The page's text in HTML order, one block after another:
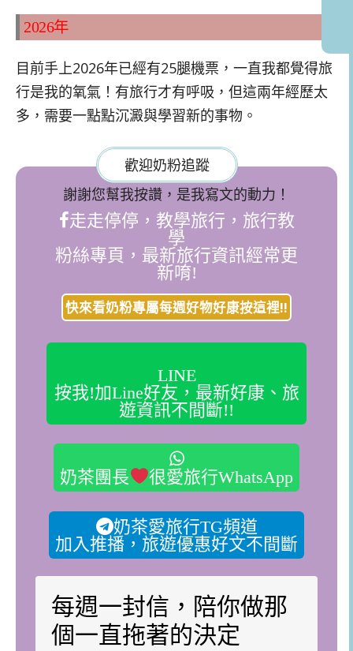
2026年
目前手上2026年已經有25腿機票，一直我都覺得旅
行是我的氧氣！有旅行才有呼吸，但這兩年經歷太
多，需要一點點沉澱與學習新的事物。
歡迎奶粉追蹤
謝謝您幫我按讚，是我寫文的動力！
走走停停，教學旅行，旅行教
學
粉絲專頁，最新旅行資訊經常更
新唷!
快來看奶粉專屬每週好物好康按這裡!!
LINE
按我!加Line好友，最新好康、旅
遊資訊不間斷!!
奶茶團長 很愛旅行WhatsApp
奶茶愛旅行TG頻道
加入推播，旅遊優惠好文不間斷
每週一封信，陪你做那
個一直拖著的決定